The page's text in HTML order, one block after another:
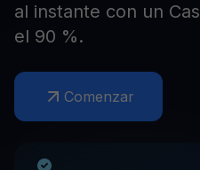
al instante con un
el 90 %.
Comenzar